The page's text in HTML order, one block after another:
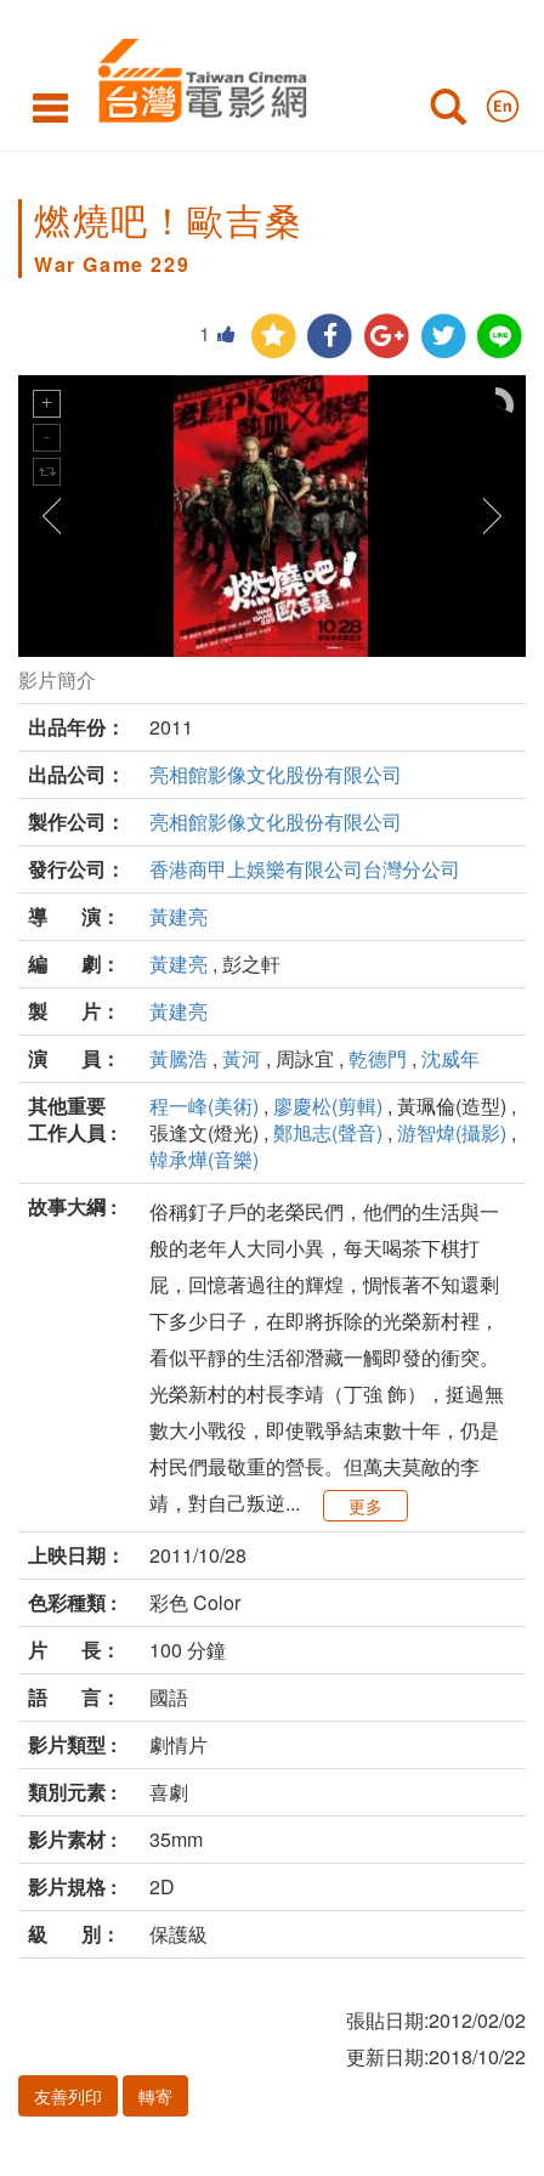
燃燒吧！歐吉桑
War Game 229
1
燃燒吧！歐吉桑劇照
影片簡介
出品年份：
2011
出品公司：
亮相館影像文化股份有限公司
製作公司：
亮相館影像文化股份有限公司
發行公司：
香港商甲上娛樂有限公司台灣分公司
導 演：
黃建亮
編 劇：
黃建亮 , 彭之軒
製 片：
黃建亮
演 員：
黃騰浩 , 黃河 , 周詠宜 , 乾德門 , 沈威年
其他重要
工作人員 :
程一峰(美術) , 廖慶松(剪輯) , 黃珮倫(造型) ,
張逢文(燈光) , 鄭旭志(聲音) , 游智煒(攝影) ,
韓承燁(音樂)
故事大綱 :
俗稱釘子戶的老榮民們，他們的生活與一
般的老年人大同小異，每天喝茶下棋打
屁，回憶著過往的輝煌，惆悵著不知還剩
下多少日子，在即將拆除的光榮新村裡，
看似平靜的生活卻潛藏一觸即發的衝突。
光榮新村的村長李靖（丁強 飾），挺過無
數大小戰役，即使戰爭結束數十年，仍是
村民們最敬重的營長。但萬夫莫敵的李
靖，對自己叛逆...
更多
上映日期：
2011/10/28
色彩種類 :
彩色 Color
片 長：
100 分鐘
語 言：
國語
影片類型 :
劇情片
類別元素 :
喜劇
影片素材 :
35mm
影片規格 :
2D
級 別：
保護級
張貼日期:2012/02/02
更新日期:2018/10/22
友善列印 轉寄